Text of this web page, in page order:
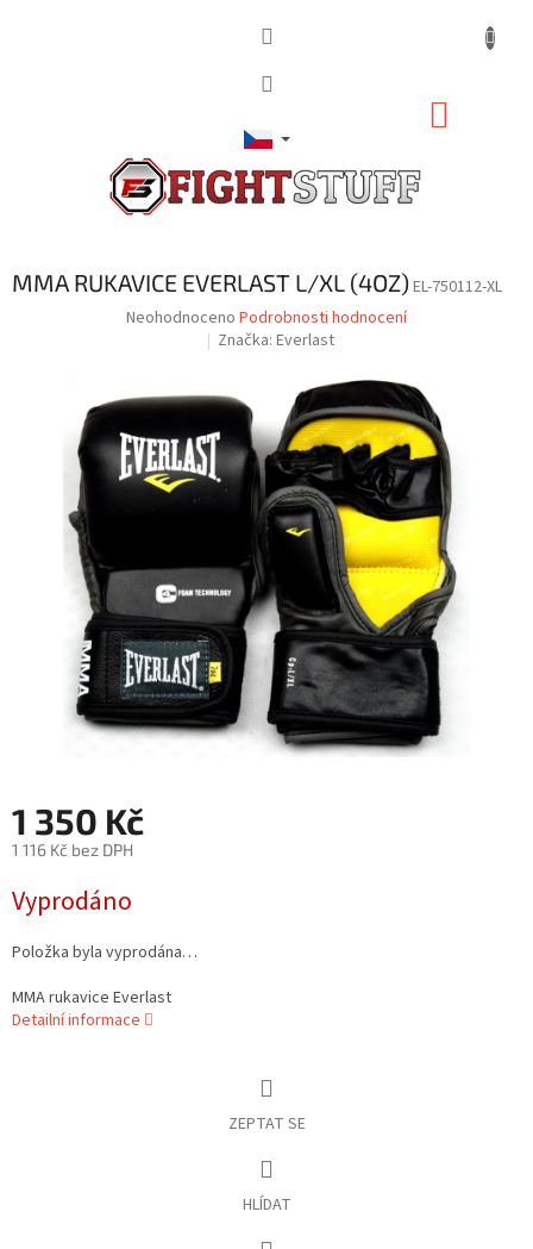
MMA RUKAVICE EVERLAST L/XL (4OZ)EL-750112-XL
Průměrné
0,0
z
5
hvězdiček.
Neohodnoceno Podrobnosti hodnocení
Značka:Everlast
1 350 Kč
1 116 Kč bez DPH
cena:
Vyprodáno
Položka byla vyprodána…
MMA rukavice Everlast
Detailní informace
ZEPTAT SE
HLÍDAT